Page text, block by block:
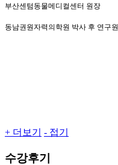
부산센텀동물메디컬센터 원장
동남권원자력의학원 박사 후 연구원
+ 더보기 - 접기
수강후기